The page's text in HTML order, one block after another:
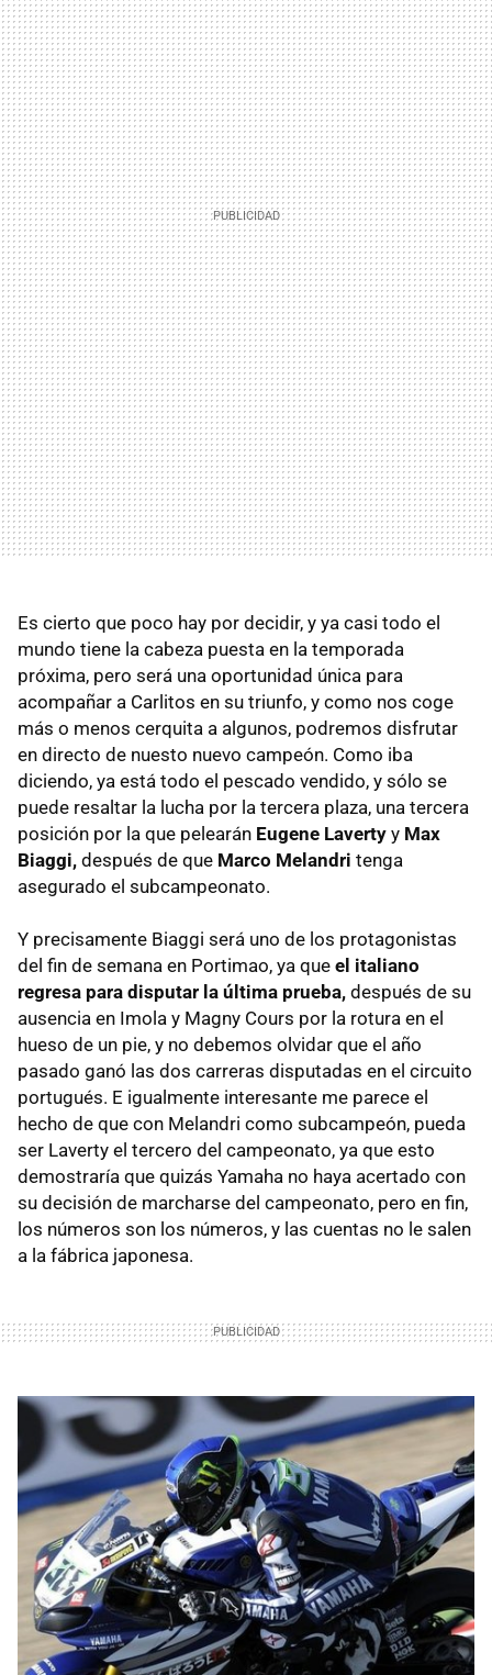
Es cierto que poco hay por decidir, y ya casi todo el
mundo tiene la cabeza puesta en la temporada
próxima, pero será una oportunidad única para
acompañar a Carlitos en su triunfo, y como nos coge
más o menos cerquita a algunos, podremos disfrutar
en directo de nuesto nuevo campeón. Como iba
diciendo, ya está todo el pescado vendido, y sólo se
puede resaltar la lucha por la tercera plaza, una tercera
posición por la que pelearán Eugene Laverty y Max
Biaggi, después de que Marco Melandri tenga
asegurado el subcampeonato.
Y precisamente Biaggi será uno de los protagonistas
del fin de semana en Portimao, ya que el italiano
regresa para disputar la última prueba, después de su
ausencia en Imola y Magny Cours por la rotura en el
hueso de un pie, y no debemos olvidar que el año
pasado ganó las dos carreras disputadas en el circuito
portugués. E igualmente interesante me parece el
hecho de que con Melandri como subcampeón, pueda
ser Laverty el tercero del campeonato, ya que esto
demostraría que quizás Yamaha no haya acertado con
su decisión de marcharse del campeonato, pero en fin,
los números son los números, y las cuentas no le salen
a la fábrica japonesa.